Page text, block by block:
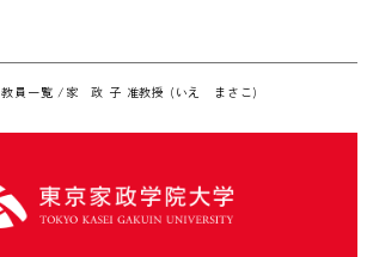
教員一覧 家 政 子 准教授 (いえ まさこ)